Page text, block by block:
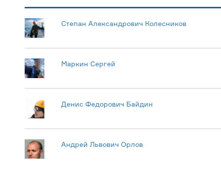
Степан Александрович Колесников
Маркин Сергей
Денис Федорович Байдин
Андрей Львович Орлов